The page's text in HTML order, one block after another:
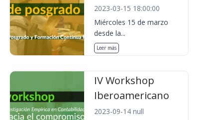
2023-03-15 18:00:00
Miércoles 15 de marzo
desde la...
Leer más
IV Workshop
Iberoamericano
2023-09-14 null